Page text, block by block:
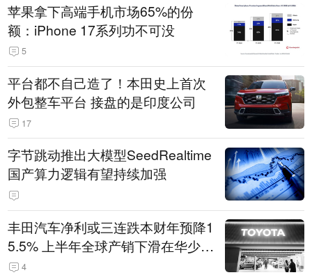
苹果拿下高端手机市场65%的份
额：iPhone 17系列功不可没
5
平台都不自己造了！本田史上首次
外包整车平台 接盘的是印度公司
17
字节跳动推出大模型SeedRealtime
国产算力逻辑有望持续加强
丰田汽车净利或三连跌本财年预降1
5.5% 上半年全球产销下滑在华少卖
14.3万辆
4